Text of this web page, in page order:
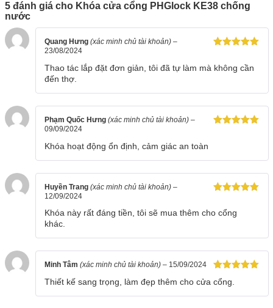
5 đánh giá cho Khóa cửa cổng PHGlock KE38 chống
nước
5
sao
Quang Hưng (xác minh chủ tài khoản) –
23/08/2024
Thao tác lắp đặt đơn giản, tôi đã tự làm mà không cần
đến thợ.
Phạm Quốc Hưng (xác minh chủ tài khoản) –
09/09/2024
Khóa hoạt động ổn định, cảm giác an toàn
hạng
sao
Huyền Trang (xác minh chủ tài khoản) –
12/09/2024
Khóa này rất đáng tiền, tôi sẽ mua thêm cho cổng
khác.
Được xếp
hạng5
sao
Minh Tâm (xác minh chủ tài khoản) – 15/09/2024
Thiết kế sang trọng, làm đẹp thêm cho cửa cổng.